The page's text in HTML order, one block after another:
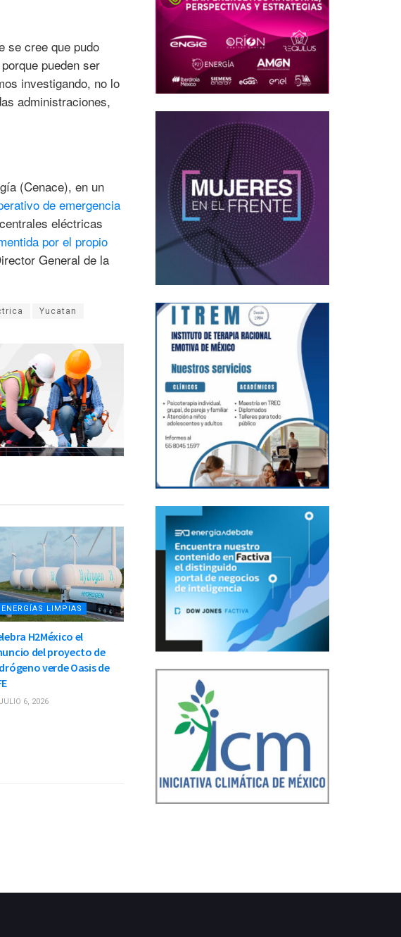
se cree que pudo
pueden ser
investigando, no lo
administraciones,
(Cenace), en un
de emergencia
eléctricas
por el propio
General de la
Yucatan
ENERGÍAS LIMPIAS
H2México el
del proyecto de
verde Oasis de
6, 2026